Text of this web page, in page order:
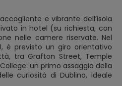
e vibrante dell’isola
in hotel (su richiesta, con
nelle camere riservate. Nel
è previsto un giro orientativo
tra Grafton Street, Temple
un primo assaggio della
curiosità di Dublino, ideale